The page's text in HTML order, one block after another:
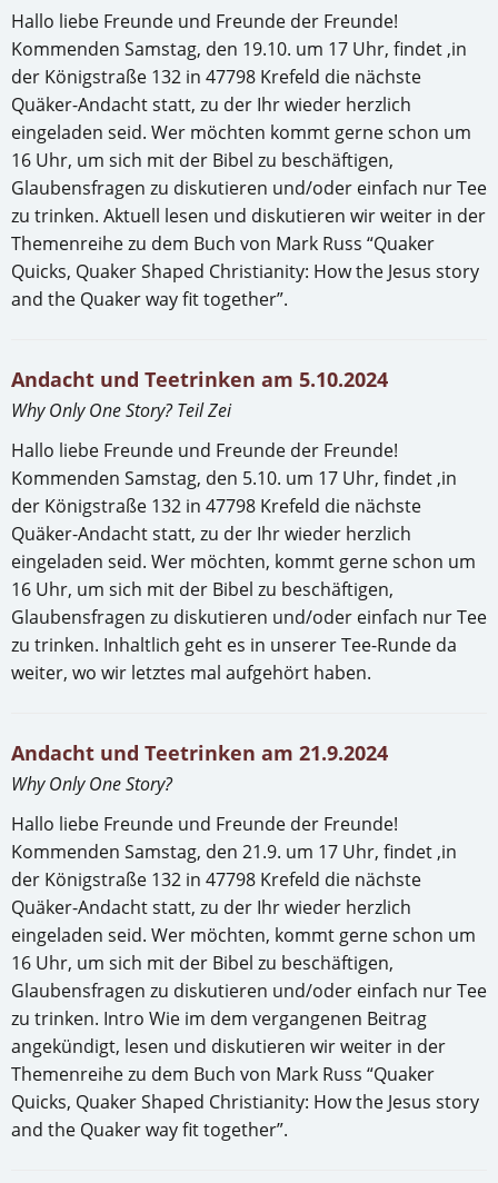
Hallo liebe Freunde und Freunde der Freunde!
Kommenden Samstag, den 19.10. um 17 Uhr, findet ,in
der Königstraße 132 in 47798 Krefeld die nächste
Quäker-Andacht statt, zu der Ihr wieder herzlich
eingeladen seid. Wer möchten kommt gerne schon um
16 Uhr, um sich mit der Bibel zu beschäftigen,
Glaubensfragen zu diskutieren und/oder einfach nur Tee
zu trinken. Aktuell lesen und diskutieren wir weiter in der
Themenreihe zu dem Buch von Mark Russ “Quaker
Quicks, Quaker Shaped Christianity: How the Jesus story
and the Quaker way fit together”.
Andacht und Teetrinken am 5.10.2024
Why Only One Story? Teil Zei
Hallo liebe Freunde und Freunde der Freunde!
Kommenden Samstag, den 5.10. um 17 Uhr, findet ,in
der Königstraße 132 in 47798 Krefeld die nächste
Quäker-Andacht statt, zu der Ihr wieder herzlich
eingeladen seid. Wer möchten, kommt gerne schon um
16 Uhr, um sich mit der Bibel zu beschäftigen,
Glaubensfragen zu diskutieren und/oder einfach nur Tee
zu trinken. Inhaltlich geht es in unserer Tee-Runde da
weiter, wo wir letztes mal aufgehört haben.
Andacht und Teetrinken am 21.9.2024
Why Only One Story?
Hallo liebe Freunde und Freunde der Freunde!
Kommenden Samstag, den 21.9. um 17 Uhr, findet ,in
der Königstraße 132 in 47798 Krefeld die nächste
Quäker-Andacht statt, zu der Ihr wieder herzlich
eingeladen seid. Wer möchten, kommt gerne schon um
16 Uhr, um sich mit der Bibel zu beschäftigen,
Glaubensfragen zu diskutieren und/oder einfach nur Tee
zu trinken. Intro Wie im dem vergangenen Beitrag
angekündigt, lesen und diskutieren wir weiter in der
Themenreihe zu dem Buch von Mark Russ “Quaker
Quicks, Quaker Shaped Christianity: How the Jesus story
and the Quaker way fit together”.